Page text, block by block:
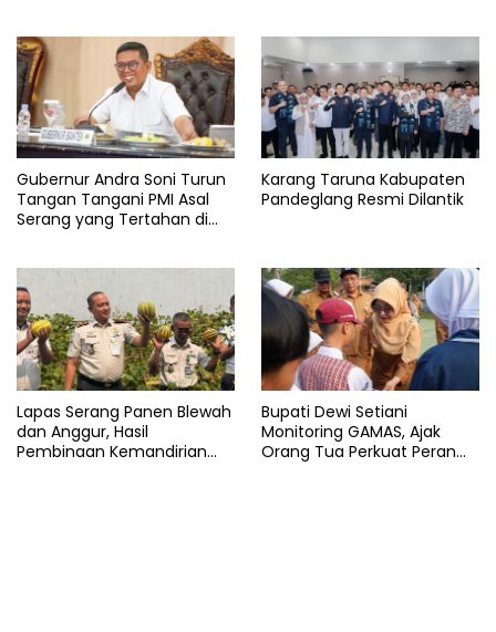
Gubernur Andra Soni Turun
Tangan Tangani PMI Asal
Serang yang Tertahan di
Karang Taruna Kabupaten
Pandeglang Resmi Dilantik
Lapas Serang Panen Blewah
dan Anggur, Hasil
Pembinaan Kemandirian
Bupati Dewi Setiani
Monitoring GAMAS, Ajak
Orang Tua Perkuat Peran